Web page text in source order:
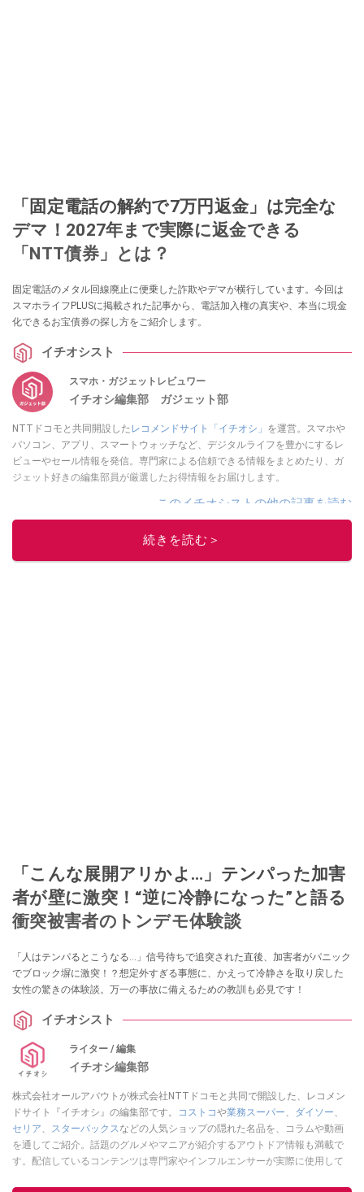
「固定電話の解約で7万円返金」は完全な
デマ！2027年まで実際に返金できる
「NTT債券」とは？
固定電話のメタル回線廃止に便乗した詐欺やデマが横行しています。今回は
スマホライフPLUSに掲載された記事から、電話加入権の真実や、本当に現金
化できるお宝債券の探し方をご紹介します。
イチオシスト
スマホ・ガジェットレビュワー
イチオシ編集部 ガジェット部
NTTドコモと共同開設した レコメンドサイト「イチオシ」 を運営。スマホや
パソコン、アプリ、スマートウォッチなど、デジタルライフを豊かにするレ
ビューやセール情報を発信。専門家による信頼できる情報をまとめたり、ガ
ジェット好きの編集部員が厳選したお得情報をお届けします。
このイチオシストの他の記事を読む
続きを読む＞
「こんな展開アリかよ…」テンパった加害
者が壁に激突！“逆に冷静になった”と語る
衝突被害者のトンデモ体験談
「人はテンパるとこうなる…」信号待ちで追突された直後、加害者がパニック
でブロック塀に激突！？想定外すぎる事態に、かえって冷静さを取り戻した
女性の驚きの体験談。万一の事故に備えるための教訓も必見です！
イチオシスト
ライター / 編集
イチオシ編集部
株式会社オールアバウトが株式会社NTTドコモと共同で開設した、レコメン
ドサイト『イチオシ』の編集部です。
コストコや業務スーパー ダイソー
セリア
スターバックス などの人気ショップの隠れた名品を、コラムや動画
を通してご紹介。話題のグルメやマニアが紹介するアウトドア情報も満載で
す。配信しているコンテンツは専門家やインフルエンサーが実際に使用して